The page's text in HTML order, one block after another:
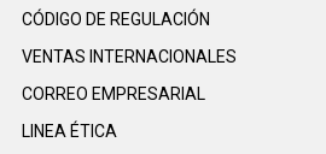
CÓDIGO DE REGULACIÓN
VENTAS INTERNACIONALES
CORREO EMPRESARIAL
LINEA ÉTICA